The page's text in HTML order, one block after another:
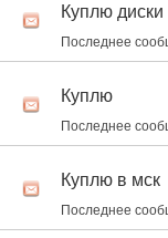
Куплю диски
Последнее
Куплю
Последнее
Куплю в мск
Последнее